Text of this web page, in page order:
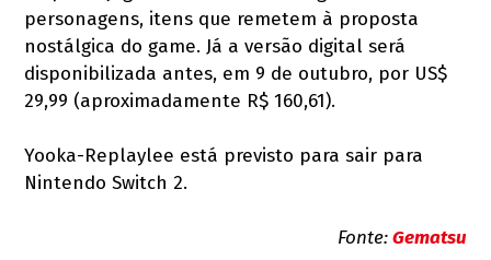
personagens, itens que remetem à proposta
nostálgica do game. Já a versão digital será
disponibilizada antes, em 9 de outubro, por US$
29,99 (aproximadamente R$ 160,61).
Yooka-Replaylee está previsto para sair para
Nintendo Switch 2.
Fonte:Gematsu